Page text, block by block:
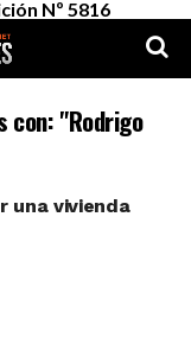
Nº 5816
con: "Rodrigo
una vivienda